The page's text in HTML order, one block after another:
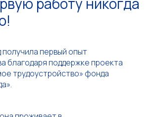
получила первый опыт
благодаря поддержке проекта
трудоустройство» фонда